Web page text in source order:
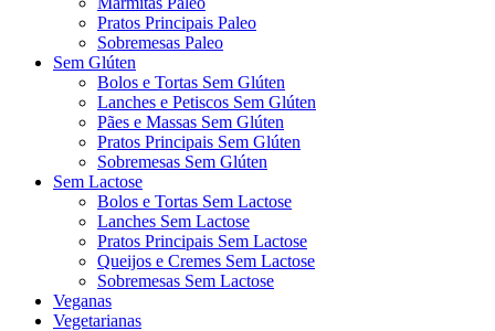
Pratos Principais Paleo
Sobremesas Paleo
Sem Glúten
Bolos e Tortas Sem Glúten
Lanches e Petiscos Sem Glúten
Pães e Massas Sem Glúten
Pratos Principais Sem Glúten
Sobremesas Sem Glúten
Sem Lactose
Bolos e Tortas Sem Lactose
Lanches Sem Lactose
Pratos Principais Sem Lactose
Queijos e Cremes Sem Lactose
Sobremesas Sem Lactose
Veganas
Vegetarianas